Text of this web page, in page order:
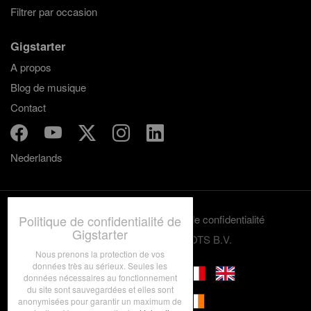
parfait pour votre événement professionnel!
Filtrer par occasion
Gigstarter
A propos
Blog de musique
Contact
Nederlands
Termes et conditions
Politique de confidentialité
© 2012-2026 GRASSROOTS B.V.
Politique de confidentialité de
Gigstarter
Nous prenons la protection de vos
données très au sérieux. Seules les
données nécessaires au fonctionnement
du site sont sauvegardées et elles sont
anonymisées pour garantir un maximum de